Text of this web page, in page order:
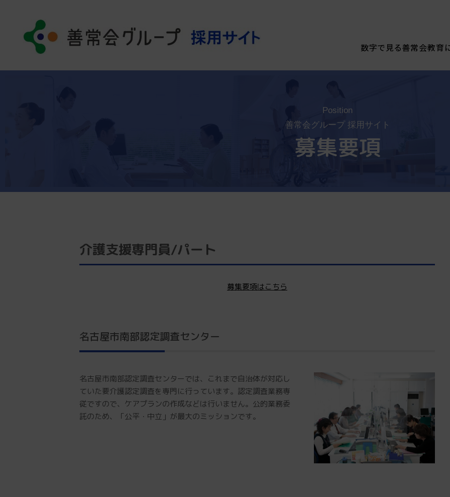
数字で見る善常会教育
Position
善常会グループ 採用サイト
募集要項
介護支援専門員/パート
募集要項はこちら
名古屋市南部認定調査センター
名古屋市南部認定調査センターでは、これまで自治体が対応し
ていた要介護認定調査を専門に行っています。認定調査業務専
従ですので、ケアプランの作成などは行いません。公的業務委
託のため、「公平・中立」が最大のミッションです。